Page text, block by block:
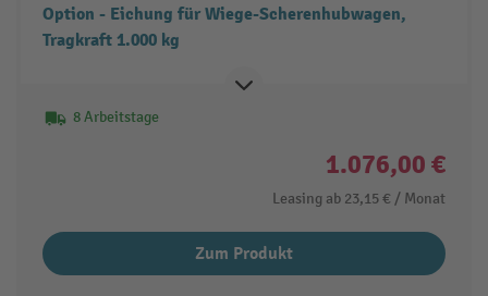
Option - Eichung für Wiege-Scherenhubwagen,
Tragkraft 1.000 kg
8 Arbeitstage
1.076,00 €
Leasing ab 23,15 € / Monat
Zum Produkt